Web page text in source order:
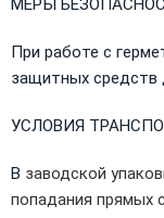
МЕРЫ
При работе с
защитных
УСЛОВИЯ
В заводской
попадания прямых